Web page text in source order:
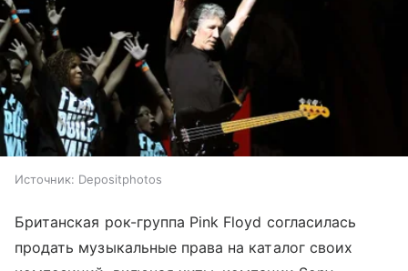
Источник: Depositphotos
Британская рок-группа Pink Floyd согласилась
продать музыкальные права на каталог своих